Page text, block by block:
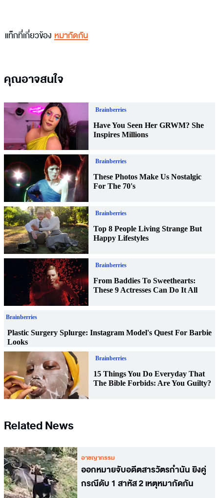
แท็กที่เกี่ยวข้อง หมากัดกัน
คุณอาจสนใจ
Related News
อาชญากรรม
ออกหมายจับอดีตสารวัตรกำนัน ยิงคู่
กรณีดับ 1 สาหัส 2 เหตุหมากัดกัน